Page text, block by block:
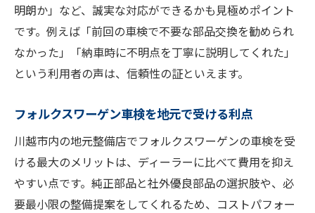
明朗か」など、誠実な対応ができるかも見極めポイント
です。例えば「前回の車検で不要な部品交換を勧められ
なかった」「納車時に不明点を丁寧に説明してくれた」
という利用者の声は、信頼性の証といえます。
フォルクスワーゲン車検を地元で受ける利点
川越市内の地元整備店でフォルクスワーゲンの車検を受
ける最大のメリットは、ディーラーに比べて費用を抑え
やすい点です。純正部品と社外優良部品の選択肢や、必
要最小限の整備提案をしてくれるため、コストパフォー